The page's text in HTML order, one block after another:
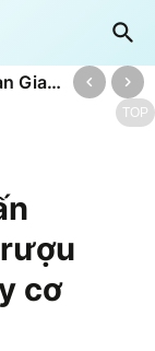
Dự án thu phí đường bộ mới: Cơ quan Giao thông từ chối công khai báo cáo
TOP
cơ